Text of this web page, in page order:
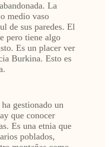
La
medio vaso
de sus paredes. El
pero tiene algo
Es un placer ver
Burkina. Esto es
gestionado un
que conocer
Es una etnia que
poblados,